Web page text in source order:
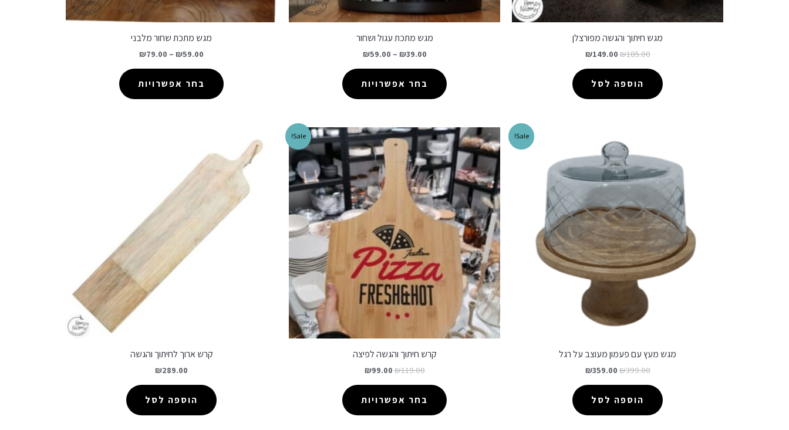
מגש חיתוך והגשה מפורצלן
₪185.00
₪149.00
הוספה לסל
מגש מתכת עגול ושחור
₪39.00
–
₪59.00
בחר אפשרויות
מגש מתכת שחור מלבני
₪59.00
–
₪79.00
בחר אפשרויות
Sale!
מגש מעץ עם פעמון מעוצב על רגל
₪399.00
₪359.00
הוספה לסל
Sale!
קרש חיתוך והגשה לפיצה
₪119.00
₪99.00
בחר אפשרויות
קרש ארוך לחיתוך והגשה
₪289.00
הוספה לסל